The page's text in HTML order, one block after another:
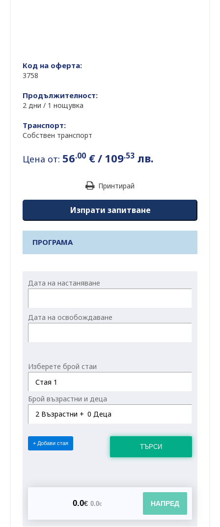
Код на оферта:
3758
Продължителност:
2 дни / 1 нощувка
Транспорт:
Собствен транспорт
Цена от: 56.00 €/ 109.53 лв.
Принтирай
Изпрати запитване
ПРОГРАМА
Дата на настаняване
Дата на освобождаване
Изберете брой стаи
Стая 1
Брой възрастни и деца
2 Възрастни + 0 Деца
+ Добави стая ТЪРСИ
0.0€ 0.0€ НАПРЕД